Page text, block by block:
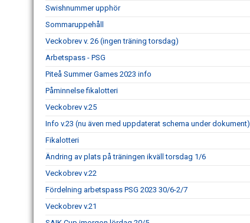
Swishnummer upphör
Sommaruppehåll
Veckobrev v. 26 (ingen träning torsdag)
Arbetspass - PSG
Piteå Summer Games 2023 info
Påminnelse fikalotteri
Veckobrev v.25
Info v.23 (nu även med uppdaterat schema under dokument)
Fikalotteri
Ändring av plats på träningen ikväll torsdag 1/6
Veckobrev v.22
Fördelning arbetspass PSG 2023 30/6-2/7
Veckobrev v.21